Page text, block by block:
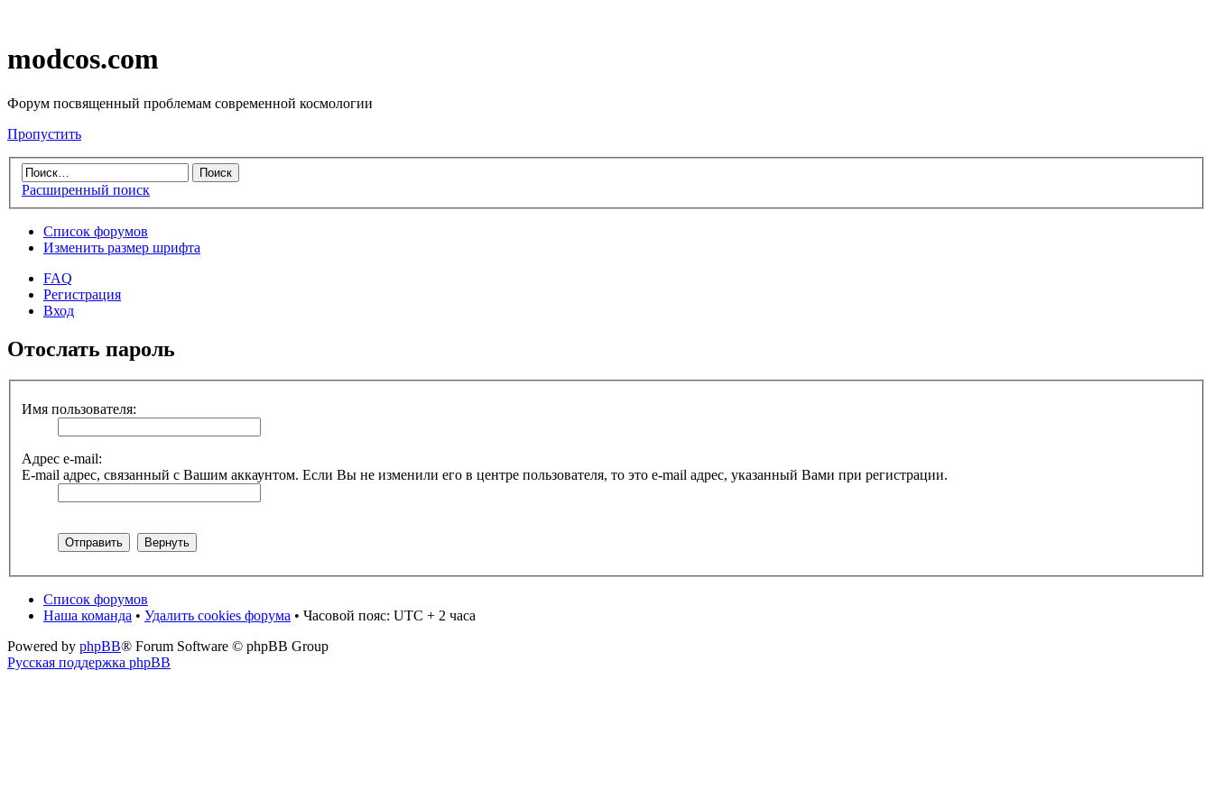
modcos.com
Форум посвященный проблемам современной космологии
Пропустить
Расширенный поиск
Список форумов
Изменить размер шрифта
FAQ
Регистрация
Вход
Отослать пароль
Имя пользователя:
Адрес e-mail:
E-mail адрес, связанный с Вашим аккаунтом. Если Вы не изменили его в центре пользователя, то это e-mail адрес, указанный Вами при регистрации.
Список форумов
Наша команда • Удалить cookies форума • Часовой пояс: UTC + 2 часа
Powered by phpBB® Forum Software © phpBB Group
Русская поддержка phpBB